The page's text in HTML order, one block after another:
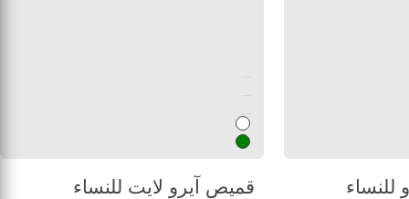
قميص آيرو لايت للنساء